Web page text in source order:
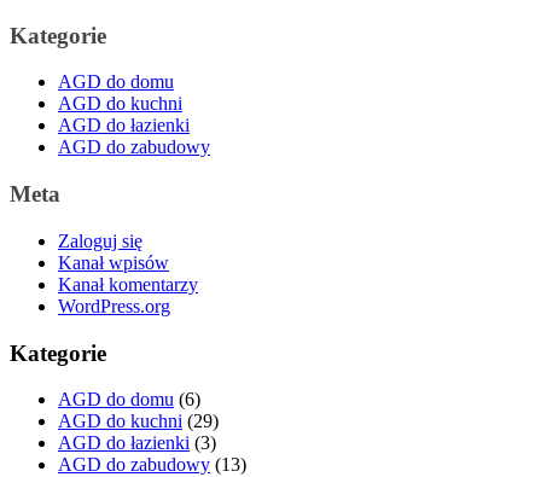
Kategorie
AGD do domu
AGD do kuchni
AGD do łazienki
AGD do zabudowy
Meta
Zaloguj się
Kanał wpisów
Kanał komentarzy
WordPress.org
Kategorie
AGD do domu (6)
AGD do kuchni (29)
AGD do łazienki (3)
AGD do zabudowy (13)